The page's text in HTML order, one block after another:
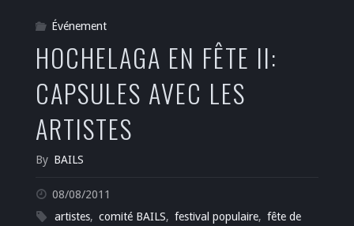
Événement
HOCHELAGA EN FÊTE II:
CAPSULES AVEC LES
ARTISTES
By BAILS
08/08/2011
artistes, comité BAILS, festival populaire, fête de